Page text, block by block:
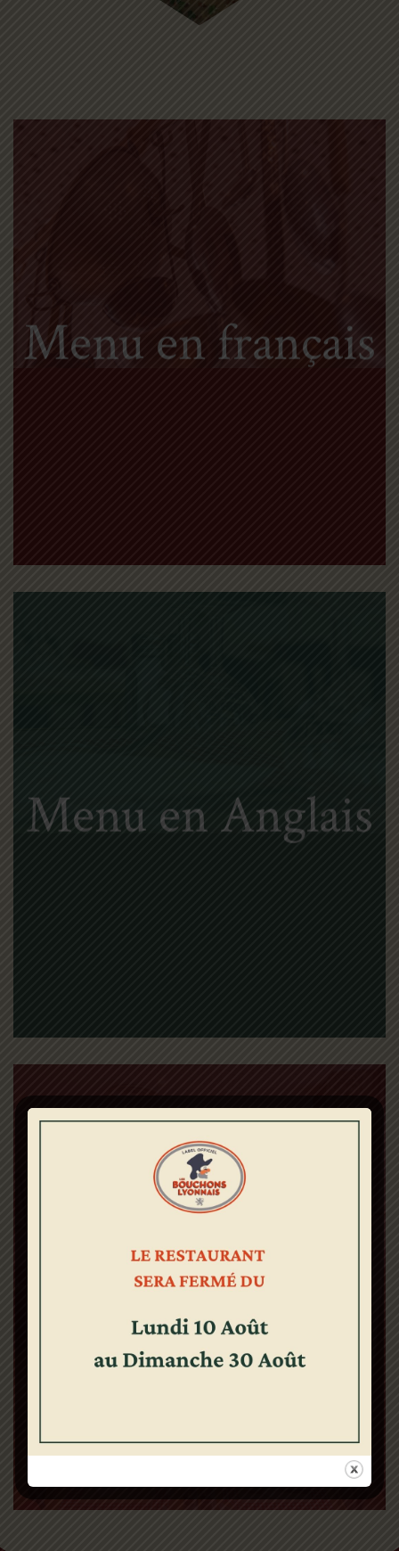
Menu en français
Menu en Anglais
Menu groupes
à partir de 10 pers